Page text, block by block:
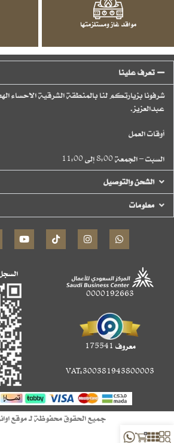
مواقد غاز ومستلزمتها
تعرف علينا
شرفونا بزيارتكم لنا بالمنطقة الشرقية الاحساء
عبدالعزيز.
أوقات العمل
السبت – الجمعة 8:00 إلى 11:00
الشحن والتوصيل
معلومات
0000192663
معروف 175541
VAT:300381943800003
جميع الحقوق محفوظة لـ موقع اواني